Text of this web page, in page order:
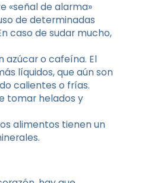
«señal de alarma»
de determinadas
caso de sudar mucho,
azúcar o cafeína. El
líquidos, que aún son
calientes o frías.
tomar helados y
alimentos tienen un